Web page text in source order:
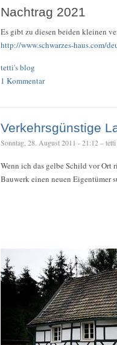
Nachtrag 2021
Es gibt zu diesen beiden kleinen
http://www.schwarzes-haus.com/
tetti's blog
1 Kommentar
Verkehrsgünstige
Sonntag, 28. August 2011 - 21:12 – tetti
Wenn ich das gelbe Schild vor Ort
Bauwerk einen neuen Eigentümer